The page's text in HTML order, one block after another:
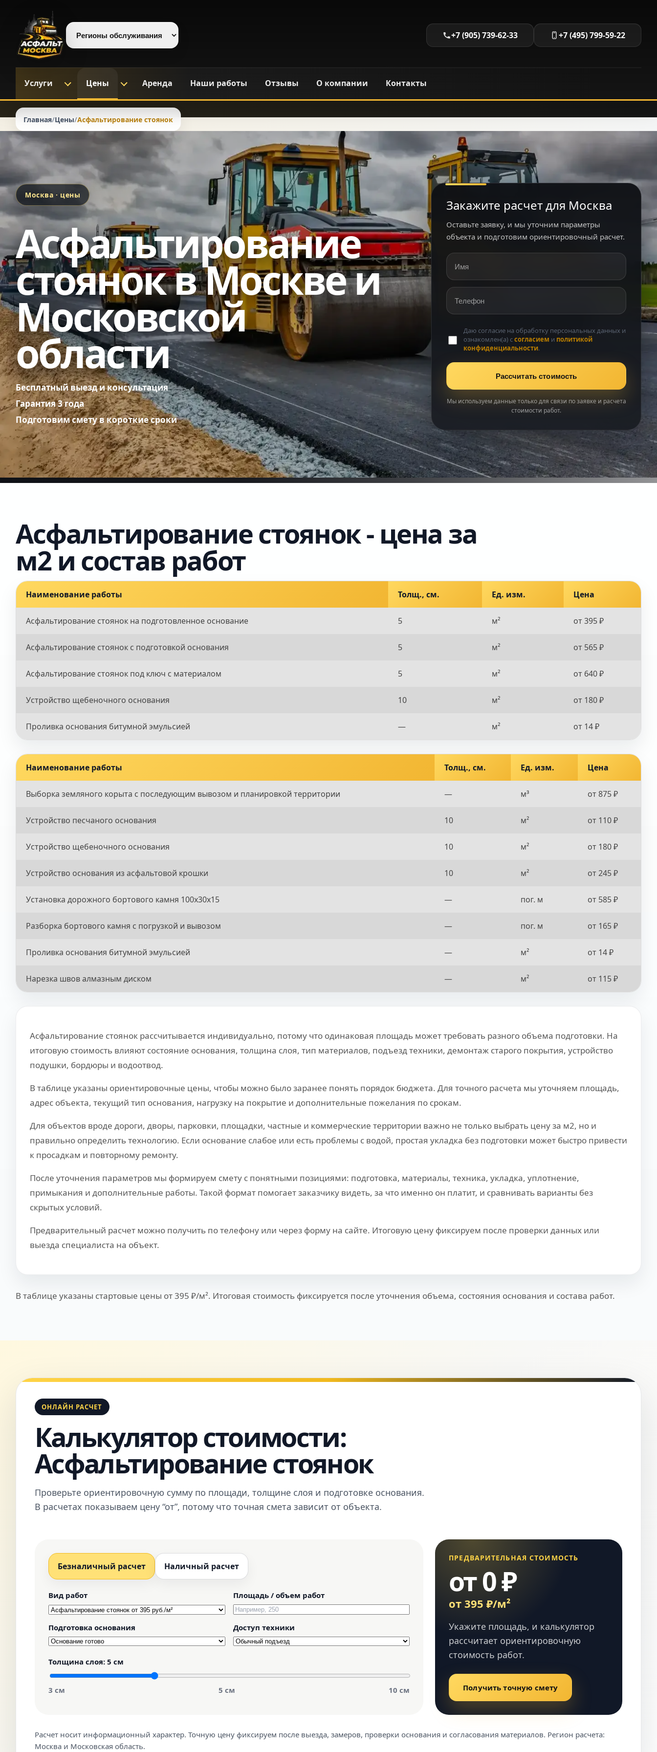
Выберите регион +7 (905) 739-62-33 +7 (495) 799-59-22
Услуги Цены Аренда Наши работы Отзывы О компании Контакты
Главная/Цены/Асфальтирование стоянок
Москва · цены
Асфальтирование
стоянок в Москве и
Московской
области
Бесплатный выезд и консультация
Гарантия 3 года
Подготовим смету в короткие сроки
Закажите расчет для Москва
Оставьте заявку, и мы уточним параметры
объекта и подготовим ориентировочный расчет.
Имя
Телефон
Даю согласие на обработку персональных данных и
ознакомлен(а) ссогласием и политикой
конфиденциальности.
Рассчитать стоимость
Мы используем данные только для связи по заявке и расчета
стоимости работ.
Асфальтирование стоянок - цена за
м2 и состав работ
Наименование работы Толщ., см. Ед. изм. Цена
Асфальтирование стоянок на подготовленное основание 5 м² от 395 ₽
Асфальтирование стоянок с подготовкой основания 5 м² от 565 ₽
Асфальтирование стоянок под ключ с материалом 5 м² от 640 ₽
Устройство щебеночного основания 10 м² от 180 ₽
Проливка основания битумной эмульсией — м² от 14 ₽
Наименование работы Толщ., см. Ед. изм. Цена
Выборка земляного корыта с последующим вывозом и планировкой территории — м³ от 875 ₽
Устройство песчаного основания 10 м² от 110 ₽
Устройство щебеночного основания 10 м² от 180 ₽
Устройство основания из асфальтовой крошки 10 м² от 245 ₽
Установка дорожного бортового камня 100x30x15 — пог. м от 585 ₽
Разборка бортового камня с погрузкой и вывозом — пог. м от 165 ₽
Проливка основания битумной эмульсией — м² от 14 ₽
Нарезка швов алмазным диском — м² от 115 ₽
Асфальтирование стоянок рассчитывается индивидуально, потому что одинаковая площадь может требовать разного объема подготовки. На
итоговую стоимость влияют состояние основания, толщина слоя, тип материалов, подъезд техники, демонтаж старого покрытия, устройство
подушки, бордюры и водоотвод.
В таблице указаны ориентировочные цены, чтобы можно было заранее понять порядок бюджета. Для точного расчета мы уточняем площадь,
адрес объекта, текущий тип основания, нагрузку на покрытие и дополнительные пожелания по срокам.
Для объектов вроде дороги, дворы, парковки, площадки, частные и коммерческие территории важно не только выбрать цену за м2, но и
правильно определить технологию. Если основание слабое или есть проблемы с водой, простая укладка без подготовки может быстро привести
к просадкам и повторному ремонту.
После уточнения параметров мы формируем смету с понятными позициями: подготовка, материалы, техника, укладка, уплотнение,
примыкания и дополнительные работы. Такой формат помогает заказчику видеть, за что именно он платит, и сравнивать варианты без
скрытых условий.
Предварительный расчет можно получить по телефону или через форму на сайте. Итоговую цену фиксируем после проверки данных или
выезда специалиста на объект.
В таблице указаны стартовые цены от 395 ₽/м². Итоговая стоимость фиксируется после уточнения объема, состояния основания и состава работ.
ОНЛАЙН РАСЧЕТ
Калькулятор стоимости:
Асфальтирование стоянок
Проверьте ориентировочную сумму по площади, толщине слоя и подготовке основания.
В расчетах показываем цену “от”, потому что точная смета зависит от объекта.
Безналичный расчет Наличный расчет
Вид работ Площадь / объем работ
Подготовка основания Доступ техники
Толщина слоя: 5 см
3 см 5 см 10 см
ПРЕДВАРИТЕЛЬНАЯ СТОИМОСТЬ
от 0 ₽
от 395 ₽/м²
Укажите площадь, и калькулятор
рассчитает ориентировочную
стоимость работ.
Получить точную смету
Расчет носит информационный характер. Точную цену фиксируем после выезда, замеров, проверки основания и согласования материалов. Регион расчета:
Москва и Московская область.